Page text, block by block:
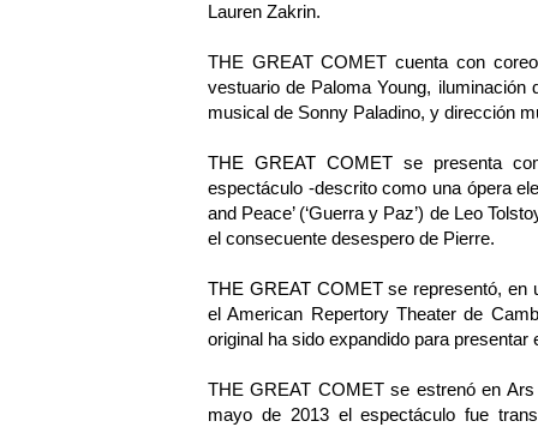
Lauren Zakrin.
THE GREAT COMET cuenta con
vestuario de Paloma Young,
musical de Sonny Paladino, y dirección
THE GREAT COMET se presenta
espectáculo -descrito como una ópera
and Peace’ (‘Guerra y Paz’) de Leo
el consecuente desespero de Pierre.
THE GREAT COMET se representó, en
el American Repertory Theater de
original ha sido expandido para
THE GREAT COMET se estrenó en
mayo de 2013 el espectáculo fue